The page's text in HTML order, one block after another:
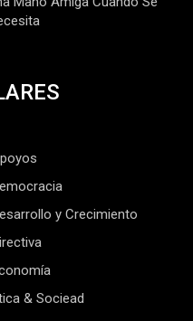
y Crecimiento
& Sociead